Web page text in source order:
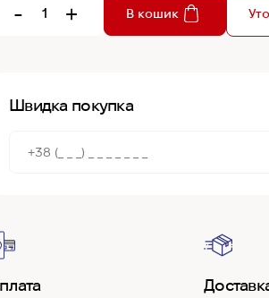
- + В кошик
Швидка покупка